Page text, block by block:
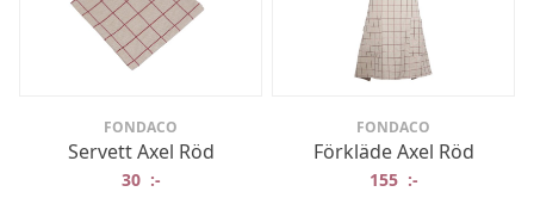
FONDACO
Servett Axel Röd
30 :-
FONDACO
Förkläde Axel Röd
155 :-